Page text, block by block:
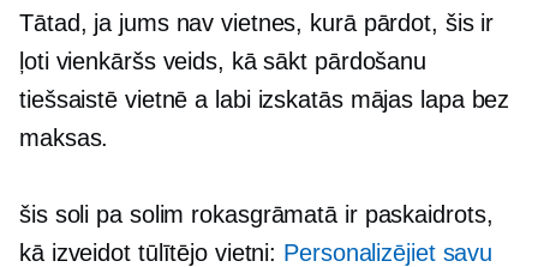
Tātad, ja jums nav vietnes, kurā pārdot, šis ir
ļoti vienkāršs veids, kā sākt pārdošanu
tiešsaistē vietnē a labi izskatāsmājas lapa bez
maksas.
šis soli pa solim rokasgrāmatā ir paskaidrots,
kā izveidot tūlītējo vietni: Personalizējiet savu